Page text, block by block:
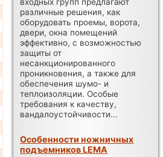
различные решения, как
оборудовать проемы, ворота,
двери, окна помещений
эффективно, с возможностью
защиты от
несанкционированного
проникновения, а также для
обеспечения шумо- и
теплоизоляции. Особые
требования к качеству,
вандалоустойчивости...
Особенности ножничных
подъемников LEMA